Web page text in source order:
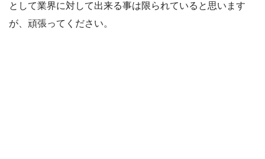
として業界に対して出来る事は限られていると思います
が、頑張ってください。